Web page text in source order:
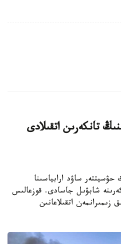
تانكەرىن اتقىلادى
ساۋد ارابياسىنا
شابۋىل جاسادى. قوزعالىس
زىمىرانمەن اتقىلاعانىن